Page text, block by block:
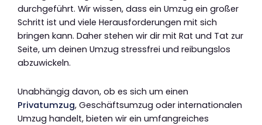
durchgeführt. Wir wissen, dass ein Umzug ein großer
Schritt ist und viele Herausforderungen mit sich
bringen kann. Daher stehen wir dir mit Rat und Tat zur
Seite, um deinen Umzug stressfrei und reibungslos
abzuwickeln.
Unabhängig davon, ob es sich um einen
Privatumzug, Geschäftsumzug oder internationalen
Umzug handelt, bieten wir ein umfangreiches